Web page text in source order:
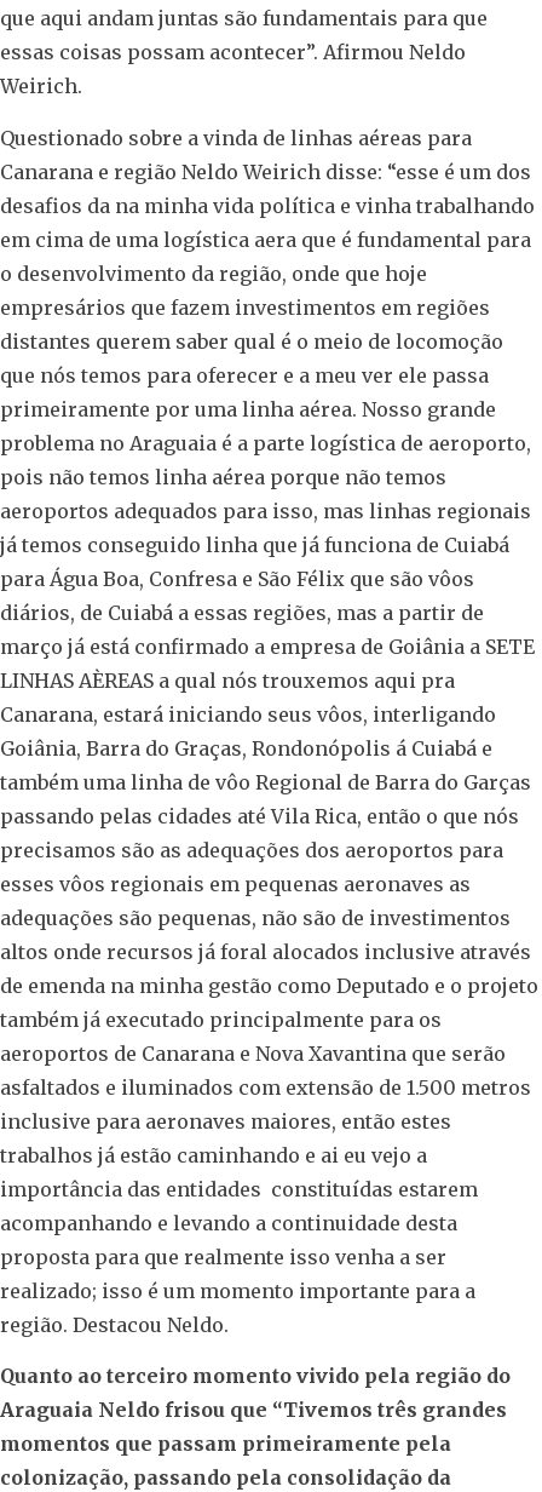
que aqui andam juntas são fundamentais para que
essas coisas possam acontecer”. Afirmou Neldo
Weirich.
Questionado sobre a vinda de linhas aéreas para
Canarana e região Neldo Weirich disse: “esse é um dos
desafios da na minha vida política e vinha trabalhando
em cima de uma logística aera que é fundamental para
o desenvolvimento da região, onde que hoje
empresários que fazem investimentos em regiões
distantes querem saber qual é o meio de locomoção
que nós temos para oferecer e a meu ver ele passa
primeiramente por uma linha aérea. Nosso grande
problema no Araguaia é a parte logística de aeroporto,
pois não temos linha aérea porque não temos
aeroportos adequados para isso, mas linhas regionais
já temos conseguido linha que já funciona de Cuiabá
para Água Boa, Confresa e São Félix que são vôos
diários, de Cuiabá a essas regiões, mas a partir de
março já está confirmado a empresa de Goiânia a SETE
LINHAS AÈREAS a qual nós trouxemos aqui pra
Canarana, estará iniciando seus vôos, interligando
Goiânia, Barra do Graças, Rondonópolis á Cuiabá e
também uma linha de vôo Regional de Barra do Garças
passando pelas cidades até Vila Rica, então o que nós
precisamos são as adequações dos aeroportos para
esses vôos regionais em pequenas aeronaves as
adequações são pequenas, não são de investimentos
altos onde recursos já foral alocados inclusive através
de emenda na minha gestão como Deputado e o projeto
também já executado principalmente para os
aeroportos de Canarana e Nova Xavantina que serão
asfaltados e iluminados com extensão de 1.500 metros
inclusive para aeronaves maiores, então estes
trabalhos já estão caminhando e ai eu vejo a
importância das entidades constituídas estarem
acompanhando e levando a continuidade desta
proposta para que realmente isso venha a ser
realizado; isso é um momento importante para a
região. Destacou Neldo.
Quanto ao terceiro momento vivido pela região do
Araguaia Neldo frisou que “Tivemos três grandes
momentos que passam primeiramente pela
colonização, passando pela consolidação da